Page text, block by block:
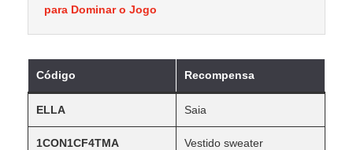
para Dominar o Jogo
Código Recompensa
ELLA Saia
1CON1CF4TMA Vestido sweater